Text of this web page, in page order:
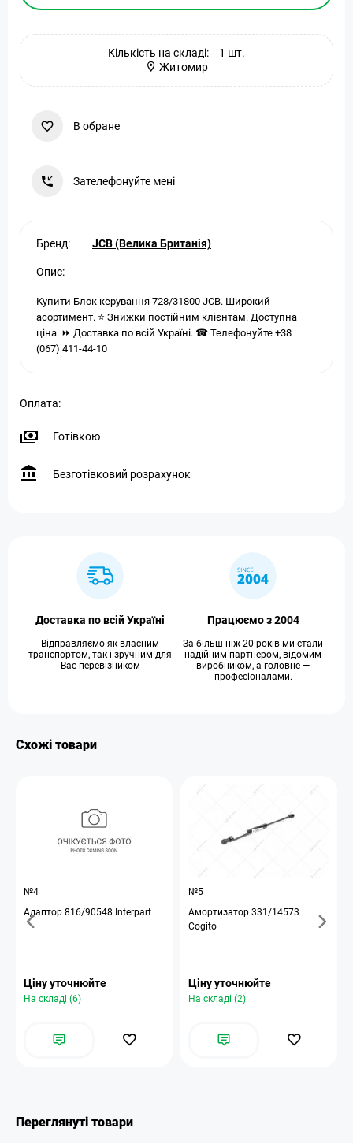
Кількість на складі:
1 шт.
Житомир
В обране
Зателефонуйте мені
Бренд: JCB (Велика Британія)
Опис:
Купити Блок керування 728/31800 JCB. Широкий
асортимент. ⭐ Знижки постійним клієнтам. Доступна
ціна. ⏩ Доставка по всій Україні. ☎ Телефонуйте +38
(067) 411-44-10
Оплата:
Готівкою
Безготівковий розрахунок
Доставка по всій Україні
Відправляємо як власним
транспортом, так і зручним для
Вас перевізником
Працюємо з 2004
За більш ніж 20 років ми стали
надійним партнером, відомим
виробником, а головне —
професіоналами.
Схожі товари
№4
Адаптор 816/90548 Interpart
Ціну уточнюйте
На складі (6)
№5
Амортизатор 331/14573
Cogito
Ціну уточнюйте
На складі (2)
Переглянуті товари